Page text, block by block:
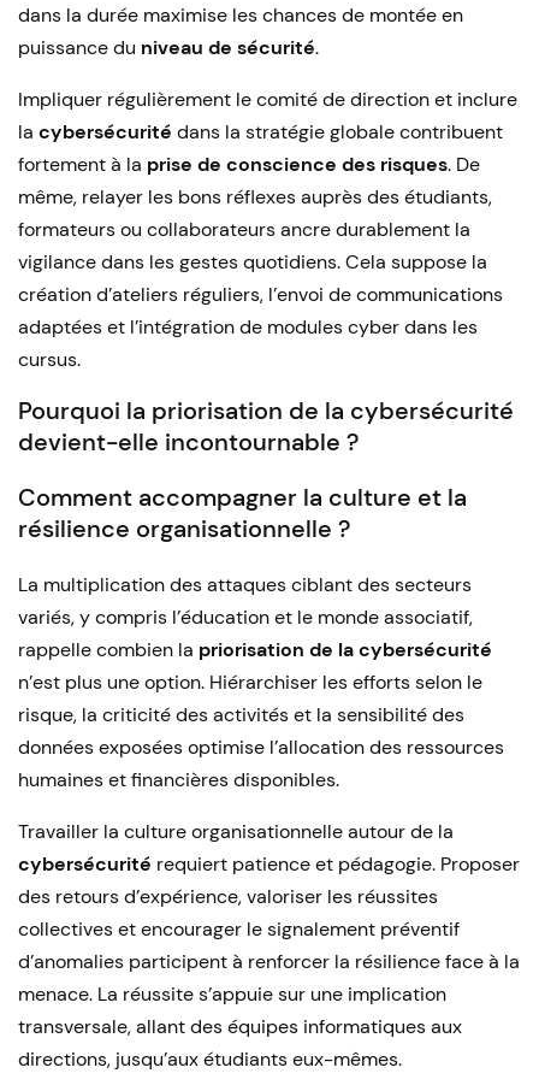
dans la durée maximise les chances de montée en
puissance du niveau de sécurité.
Impliquer régulièrement le comité de direction et inclure
la cybersécurité dans la stratégie globale contribuent
fortement à la prise de conscience des risques. De
même, relayer les bons réflexes auprès des étudiants,
formateurs ou collaborateurs ancre durablement la
vigilance dans les gestes quotidiens. Cela suppose la
création d’ateliers réguliers, l’envoi de communications
adaptées et l’intégration de modules cyber dans les
cursus.
Pourquoi la priorisation de la cybersécurité
devient-elle incontournable ?
Comment accompagner la culture et la
résilience organisationnelle ?
La multiplication des attaques ciblant des secteurs
variés, y compris l’éducation et le monde associatif,
rappelle combien la priorisation de la cybersécurité
n’est plus une option. Hiérarchiser les efforts selon le
risque, la criticité des activités et la sensibilité des
données exposées optimise l’allocation des ressources
humaines et financières disponibles.
Travailler la culture organisationnelle autour de la
cybersécurité requiert patience et pédagogie. Proposer
des retours d’expérience, valoriser les réussites
collectives et encourager le signalement préventif
d’anomalies participent à renforcer la résilience face à la
menace. La réussite s’appuie sur une implication
transversale, allant des équipes informatiques aux
directions, jusqu’aux étudiants eux-mêmes.